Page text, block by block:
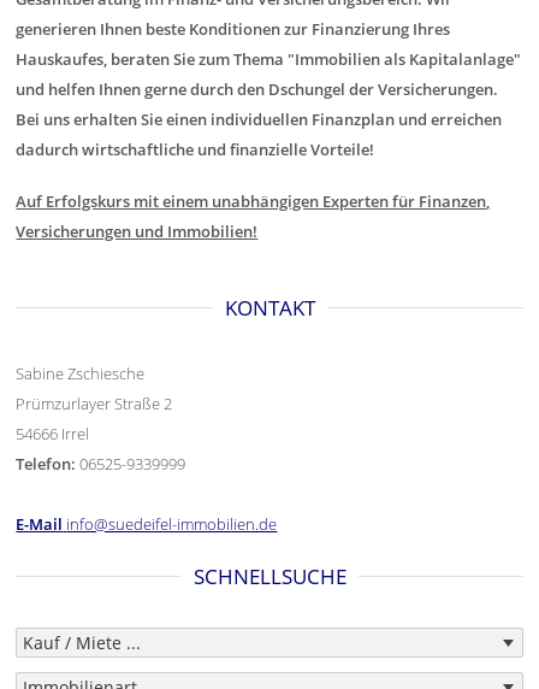
generieren Ihnen beste Konditionen zur Finanzierung Ihres
Hauskaufes, beraten Sie zum Thema "Immobilien als Kapitalanlage"
und helfen Ihnen gerne durch den Dschungel der Versicherungen.
Bei uns erhalten Sie einen individuellen Finanzplan und erreichen
dadurch wirtschaftliche und finanzielle Vorteile!
Auf Erfolgskurs mit einem unabhängigen Experten für Finanzen,
Versicherungen und Immobilien!
KONTAKT
Sabine Zschiesche
Prümzurlayer Straße 2
54666 Irrel
Telefon: 06525-9339999
E-Mail info@suedeifel-immobilien.de
SCHNELLSUCHE